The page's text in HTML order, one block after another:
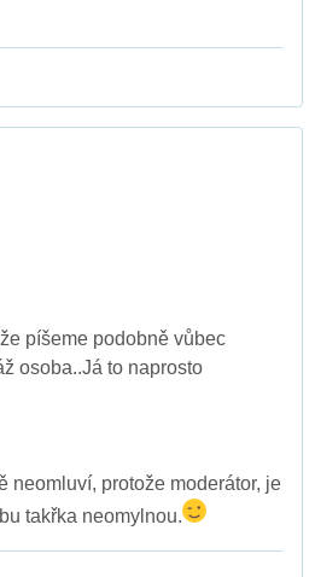
píšeme podobně vůbec
osoba..Já to naprosto
neomluví, protože moderátor, je
takřka neomylnou.